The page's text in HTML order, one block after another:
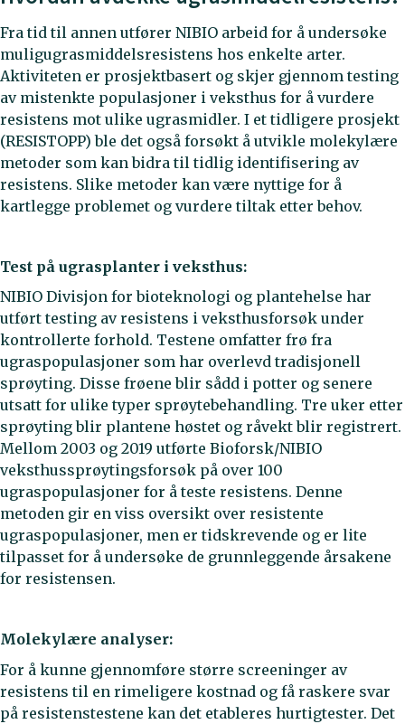
Fra tid til annen utfører NIBIO arbeid for å undersøke
muligugrasmiddelsresistens hos enkelte arter.
Aktiviteten er prosjektbasert og skjer gjennom testing
av mistenkte populasjoner i veksthus for å vurdere
resistens mot ulike ugrasmidler. I et tidligere prosjekt
(RESISTOPP) ble det også forsøkt å utvikle molekylære
metoder som kan bidra til tidlig identifisering av
resistens. Slike metoder kan være nyttige for å
kartlegge problemet og vurdere tiltak etter behov.
Test på ugrasplanter i veksthus:
NIBIO Divisjon for bioteknologi og plantehelse har
utført testing av resistens i veksthusforsøk under
kontrollerte forhold. Testene omfatter frø fra
ugraspopulasjoner som har overlevd tradisjonell
sprøyting. Disse frøene blir sådd i potter og senere
utsatt for ulike typer sprøytebehandling. Tre uker etter
sprøyting blir plantene høstet og råvekt blir registrert.
Mellom 2003 og 2019 utførte Bioforsk/NIBIO
veksthussprøytingsforsøk på over 100
ugraspopulasjoner for å teste resistens. Denne
metoden gir en viss oversikt over resistente
ugraspopulasjoner, men er tidskrevende og er lite
tilpasset for å undersøke de grunnleggende årsakene
for resistensen.
Molekylære analyser:
For å kunne gjennomføre større screeninger av
resistens til en rimeligere kostnad og få raskere svar
på resistenstestene kan det etableres hurtigtester. Det